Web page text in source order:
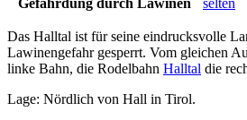
Das Halltal ist für seine eindrucksvolle
Lawinengefahr gesperrt. Vom gleichen
linke Bahn, die Rodelbahn Halltal die
Lage: Nördlich von Hall in Tirol.